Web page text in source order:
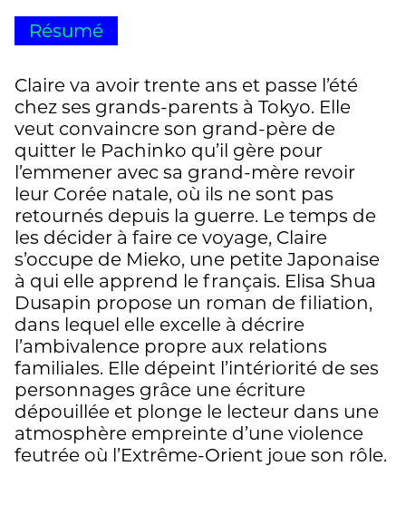
Résumé
Claire va avoir trente ans et passe l’été
chez ses grands-parents à Tokyo. Elle
veut convaincre son grand-père de
quitter le Pachinko qu’il gère pour
l’emmener avec sa grand-mère revoir
leur Corée natale, où ils ne sont pas
retournés depuis la guerre. Le temps de
les décider à faire ce voyage, Claire
s’occupe de Mieko, une petite Japonaise
à qui elle apprend le français. Elisa Shua
Dusapin propose un roman de filiation,
dans lequel elle excelle à décrire
l’ambivalence propre aux relations
familiales. Elle dépeint l’intériorité de ses
personnages grâce une écriture
dépouillée et plonge le lecteur dans une
atmosphère empreinte d’une violence
feutrée où l’Extrême-Orient joue son rôle.